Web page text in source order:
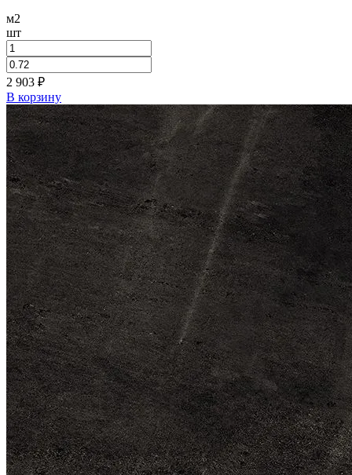
м2
шт
2 903 ₽
В корзину